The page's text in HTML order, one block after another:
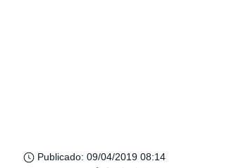
Publicado: 09/04/2019 08:14